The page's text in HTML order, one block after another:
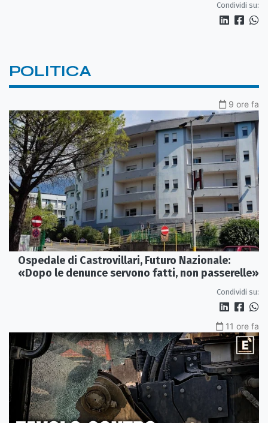
Condividi su:
POLITICA
9 ore fa
Ospedale di Castrovillari, Futuro Nazionale:
«Dopo le denunce servono fatti, non passerelle»
Condividi su:
11 ore fa